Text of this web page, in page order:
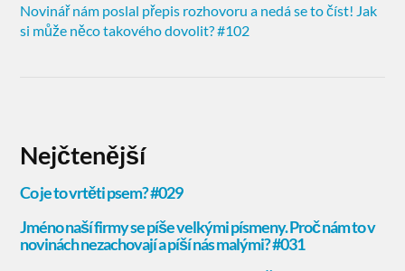
Novinář nám poslal přepis rozhovoru a nedá se to číst! Jak
si může něco takového dovolit? #102
Nejčtenější